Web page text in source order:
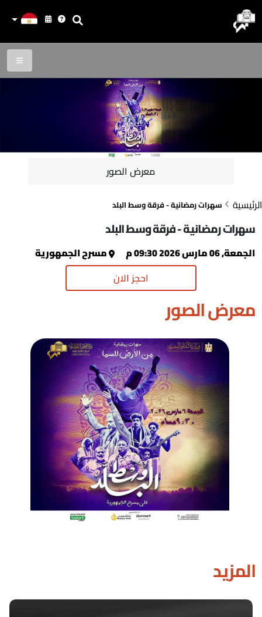
معرض الصور
الرئيسية
سهرات رمضانية - فرقة وسط البلد
سهرات رمضانية - فرقة وسط البلد
الجمعة, 06 مارس 2026 09:30 م
مسرح الجمهورية
احجز الان
معرض الصور
المزيد